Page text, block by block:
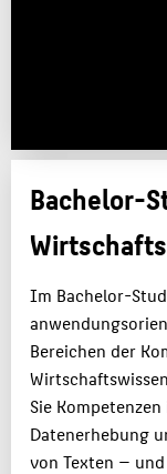
Bachelor-
Im Bachelor-
Bereichen der
Sie
Datenerhebung
von Texten —